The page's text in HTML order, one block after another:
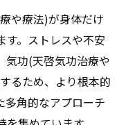
治療や療法で活
係性
法)による天啓気
クンダリニー上
や療法)が身体だけ
す。ストレスや不安
気功(天啓気功治療や
るため、より根本的
多角的なアプローチ